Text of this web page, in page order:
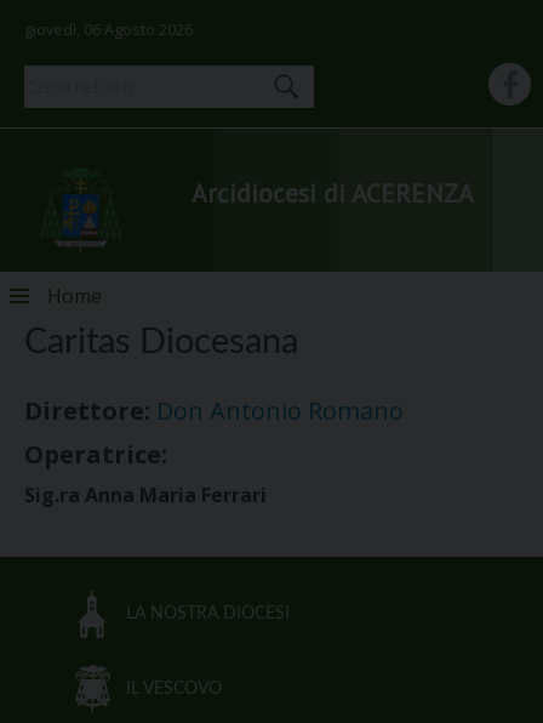
giovedì, 06 Agosto 2026
Arcidiocesi di ACERENZA
Skip
content
Home
Caritas Diocesana
Direttore: Don Antonio Romano
Operatrice:
Sig.ra Anna Maria Ferrari
LA NOSTRA DIOCESI
IL VESCOVO